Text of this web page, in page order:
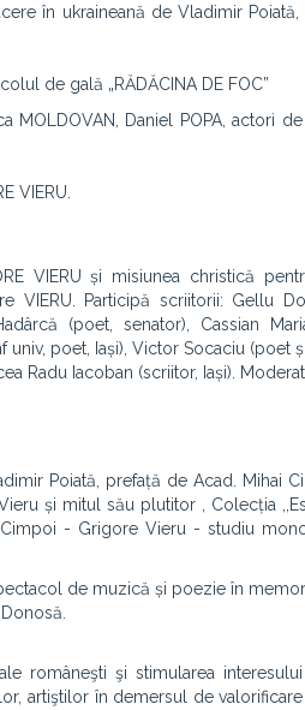
în ukraineană de Vladimir
de gală „RĂDĂCINA DE FOC”
Daniel POPA, actori de
VIERU.
VIERU și misiunea christică
Participă scriitorii: Gellu
(poet, senator), Cassian
univ, poet, Iași), Victor Socaciu (poet
Radu Iacoban (scriitor, Iași).
Poiată, prefață de Acad. Mihai
și mitul său plutitor , Colecția
- Grigore Vieru - studiu
de muzică și poezie în
româneşti şi stimularea
artiştilor în demersul de valorificare